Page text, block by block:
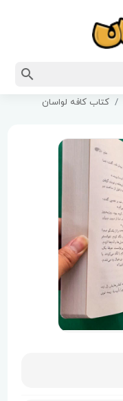
کتاب کافه لواسان